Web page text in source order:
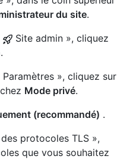
du site.
Site admin », cliquez
.
», cliquez sur
Mode privé.
(recommandé) .
protocoles TLS »,
que vous souhaitez